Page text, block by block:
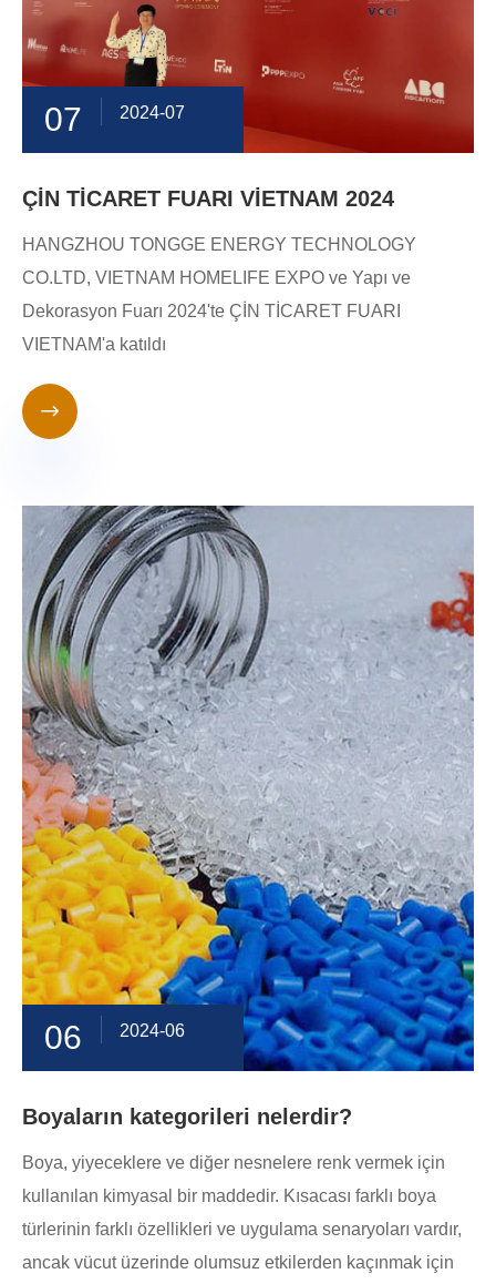
07 2024-07
ÇİN TİCARET FUARI VİETNAM 2024
HANGZHOU TONGGE ENERGY TECHNOLOGY
CO.LTD, VIETNAM HOMELIFE EXPO ve Yapı ve
Dekorasyon Fuarı 2024'te ÇİN TİCARET FUARI
VIETNAM'a katıldı

06 2024-06
Boyaların kategorileri nelerdir?
Boya, yiyeceklere ve diğer nesnelere renk vermek için
kullanılan kimyasal bir maddedir. Kısacası farklı boya
türlerinin farklı özellikleri ve uygulama senaryoları vardır,
ancak vücut üzerinde olumsuz etkilerden kaçınmak için